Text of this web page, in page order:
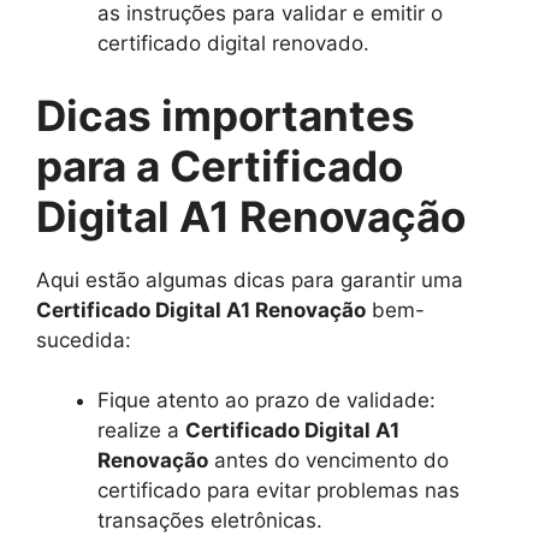
as instruções para validar e emitir o
certificado digital renovado.
Dicas importantes
para a Certificado
Digital A1 Renovação
Aqui estão algumas dicas para garantir uma
Certificado Digital A1 Renovação bem-
sucedida:
Fique atento ao prazo de validade:
realize a Certificado Digital A1
Renovação antes do vencimento do
certificado para evitar problemas nas
transações eletrônicas.